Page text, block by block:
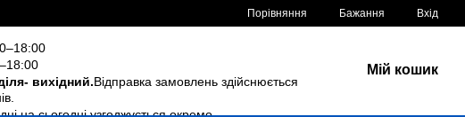
Порівняння Бажання Вхід
вихідний.Відправка замовлень здійснюється
на сьогодні узгоджується окремо.
Мій кошик